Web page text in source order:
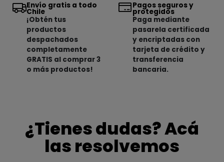
Envío gratis a todo
Chile
¡Obtén tus
productos
despachados
completamente
GRATIS al comprar 3
o más productos!
Pagos seguros y
protegidos
Paga mediante
pasarela certificada
y encriptadas con
tarjeta de crédito y
transferencia
bancaria.
¿Tienes dudas? Acá
las resolvemos